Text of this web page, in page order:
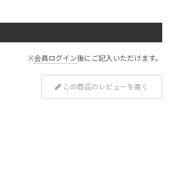
※会員ログイン後にご記入いただけます。
この商品のレビューを書く